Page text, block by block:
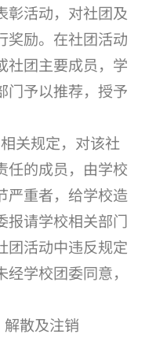
彰活动，对社团及
奖励。在社团活动
社团主要成员，学
门予以推荐，授予
关规定，对该社
任的成员，由学校
严重者，给学校造
报请学校相关部门
团活动中违反规定
学校团委同意，
散及注销